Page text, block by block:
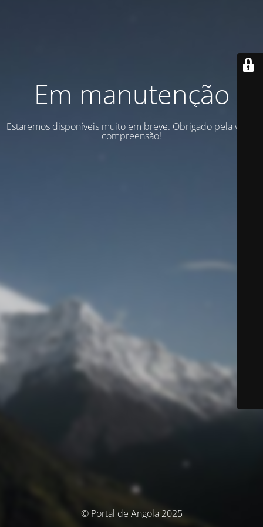
Em manutenção
Estaremos disponíveis muito em breve. Obrigado pela vossa
compreensão!
© Portal de Angola 2025